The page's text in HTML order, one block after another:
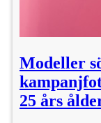
Modeller
25 års